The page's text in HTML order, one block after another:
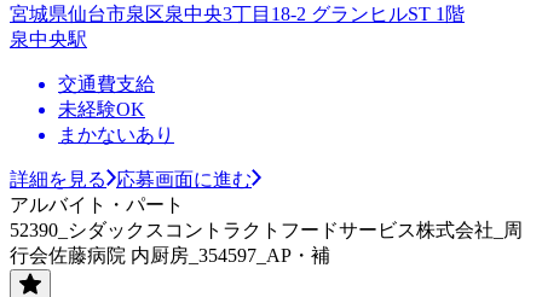
宮城県仙台市泉区泉中央3丁目18-2 グランヒルST 1階
泉中央駅
交通費支給
未経験OK
まかないあり
詳細を見る
応募画面に進む
アルバイト・パート
52390_シダックスコントラクトフードサービス株式会社_周
行会佐藤病院 内厨房_354597_AP・補